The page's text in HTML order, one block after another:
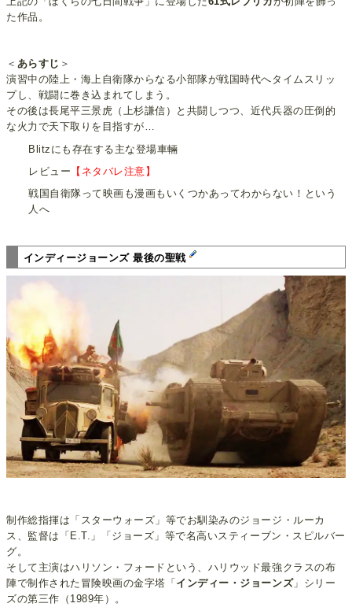
た作品。
＜ あらすじ ＞
演習中の陸上・海上自衛隊からなる小部隊が戦国時代へタイムスリッ
プし、戦闘に巻き込まれてしまう。
その後は長尾平三景虎（上杉謙信）と共闘しつつ、近代兵器の圧倒的
な火力で天下取りを目指すが…
Blitzにも存在する主な登場車輛
レビュー 【ネタバレ注意】
戦国自衛隊って映画も漫画もいくつかあってわからない！という
人へ
インディージョーンズ 最後の聖戦
制作総指揮は「スターウォーズ」等でお馴染みのジョージ・ルーカ
ス、監督は「E.T.」「ジョーズ」等で名高いスティーブン・スピルバー
グ。
そして主演はハリソン・フォードという、ハリウッド最強クラスの布
陣で制作された冒険映画の金字塔「 インディー・ジョーンズ」シリー
ズの第三作（1989年）。